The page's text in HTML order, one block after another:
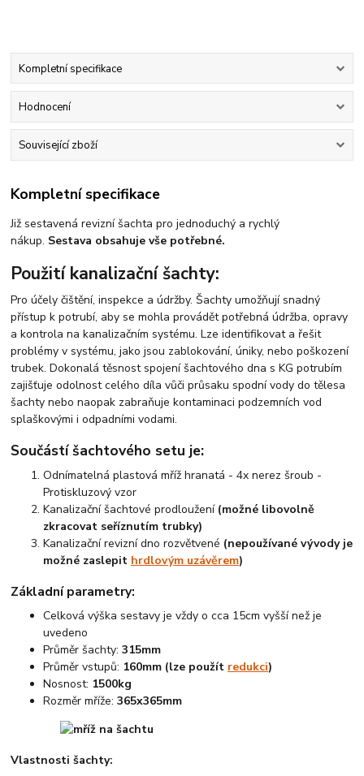
Kompletní specifikace
Hodnocení
Související zboží
Kompletní specifikace
Již sestavená revizní šachta pro jednoduchý a rychlý
nákup. Sestava obsahuje vše potřebné.
Použití kanalizační šachty:
Pro účely čištění, inspekce a údržby. Šachty umožňují snadný
přístup k potrubí, aby se mohla provádět potřebná údržba, opravy
a kontrola na kanalizačním systému. Lze identifikovat a řešit
problémy v systému, jako jsou zablokování, úniky, nebo poškození
trubek. Dokonalá těsnost spojení šachtového dna s KG potrubím
zajišťuje odolnost celého díla vůči průsaku spodní vody do tělesa
šachty nebo naopak zabraňuje kontaminaci podzemních vod
splaškovými i odpadními vodami.
Součástí šachtového setu je:
Odnímatelná plastová mříž hranatá - 4x nerez šroub -
Protiskluzový vzor
Kanalizační šachtové prodloužení (možné libovolně
zkracovat seříznutím trubky)
Kanalizační revizní dno rozvětvené (nepoužívané vývody je
možné zaslepit hrdlovým uzávěrem)
Základní parametry:
Celková výška sestavy je vždy o cca 15cm vyšší než je
uvedeno
Průměr šachty:315mm
Průměr vstupů: 160mm (lze použít redukci)
Nosnost: 1500kg
Rozměr mříže:365x365mm
Vlastnosti šachty: